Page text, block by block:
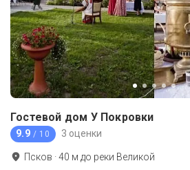
Гостевой дом У Покровки
9.9 / 10 3 оценки
Псков ·40 м до реки Великой